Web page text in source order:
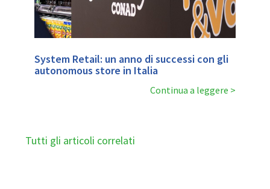
System Retail: un anno di successi con gli
autonomous store in Italia
Continua a leggere
Tutti gli articoli correlati